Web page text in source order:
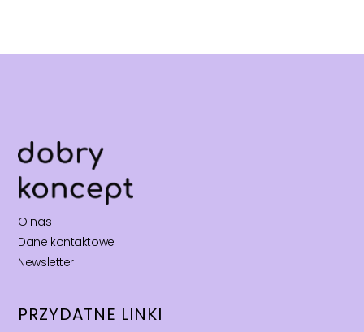
O nas
Dane kontaktowe
Newsletter
PRZYDATNE LINKI